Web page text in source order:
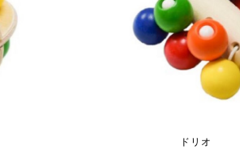
ドリオ